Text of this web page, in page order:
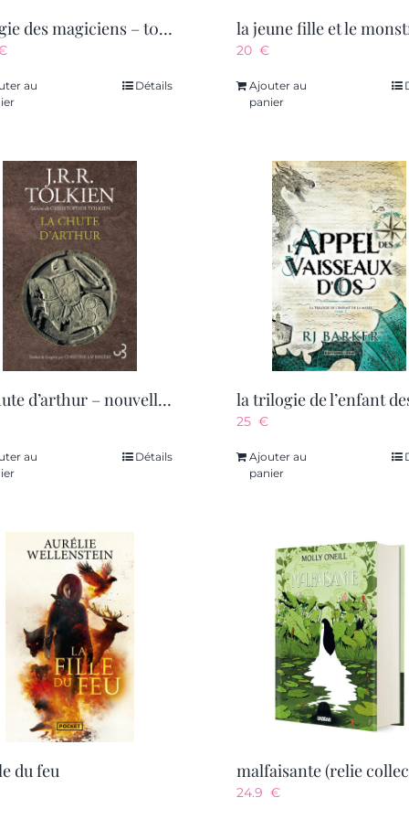
trilogie des magiciens – t02 – le roi magicien – trilogie des magiciens 2
au
Détails
20 €
Ajouter au
panier
la chute d’arthur – nouvelle edition
au
Détails
25 €
Ajouter au
panier
du feu malfaisante (relie
24.9 €